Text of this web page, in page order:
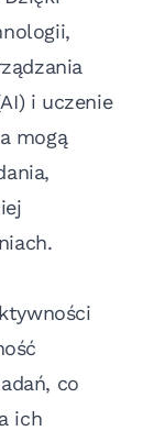
i uczenie
mogą
co
ich